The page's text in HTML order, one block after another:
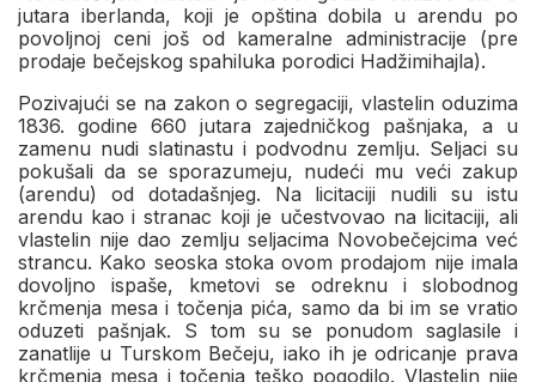
jutara iberlanda, koji je opština dobila u arendu po
povoljnoj ceni još od kameralne administracije (pre
prodaje bečejskog spahiluka porodici Hadžimihajla).
Pozivajući se na zakon o segregaciji, vlastelin oduzima
1836. godine 660 jutara zajedničkog pašnjaka, a u
zamenu nudi slatinastu i podvodnu zemlju. Seljaci su
pokušali da se sporazumeju, nudeći mu veći zakup
(arendu) od dotadašnjeg. Na licitaciji nudili su istu
arendu kao i stranac koji je učestvovao na licitaciji, ali
vlastelin nije dao zemlju seljacima Novobečejcima već
strancu. Kako seoska stoka ovom prodajom nije imala
dovoljno ispaše, kmetovi se odreknu i slobodnog
krčmenja mesa i točenja pića, samo da bi im se vratio
oduzeti pašnjak. S tom su se ponudom saglasile i
zanatlije u Turskom Bečeju, iako ih je odricanje prava
krčmenja mesa i točenja teško pogodilo. Vlastelin nije